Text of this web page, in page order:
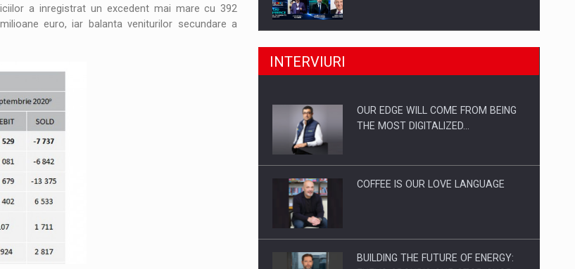
a inregistrat un excedent mai mare cu 392
euro, iar balanta veniturilor secundare a
CEO Conference - Shaping The
Webinar - Business Evolution-
INTERVIURI
OUR EDGE WILL COME FROM BEING
THE MOST DIGITALIZED…
COFFEE IS OUR LOVE LANGUAGE
BUILDING THE FUTURE OF ENERGY: